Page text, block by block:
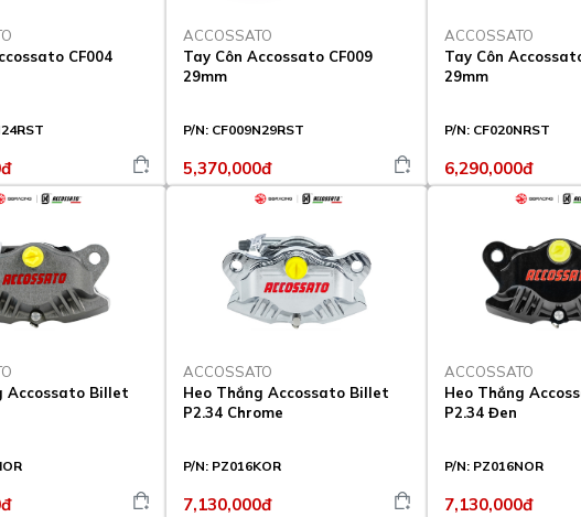
CF004
ACCOSSATO
Tay Côn Accossato CF009
29mm
P/N: CF009N29RST
5,370,000đ
ACCOSSATO
Tay Côn
29mm
P/N: CF020NRST
6,290,000đ
Accossato Billet
ACCOSSATO
Heo Thắng Accossato Billet
P2.34 Chrome
P/N: PZ016KOR
7,130,000đ
ACCOSSATO
Heo Thắng
P2.34 Đen
P/N: PZ016NOR
7,130,000đ